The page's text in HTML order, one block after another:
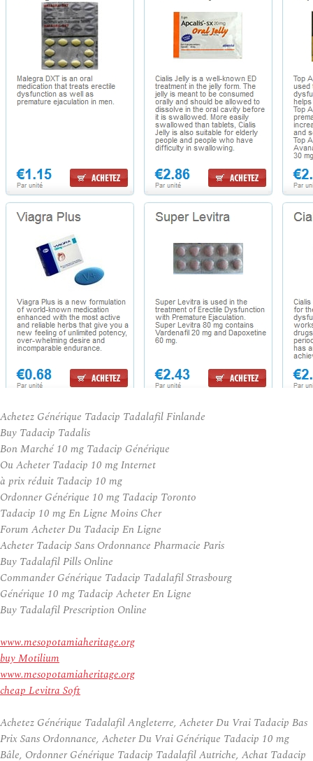
Achetez Générique Tadacip Tadalafil Finlande
Buy Tadacip Tadalis
Bon Marché 10 mg Tadacip Générique
Ou Acheter Tadacip 10 mg Internet
à prix réduit Tadacip 10 mg
Ordonner Générique 10 mg Tadacip Toronto
Tadacip 10 mg En Ligne Moins Cher
Forum Acheter Du Tadacip En Ligne
Acheter Tadacip Sans Ordonnance Pharmacie Paris
Buy Tadalafil Pills Online
Commander Générique Tadacip Tadalafil Strasbourg
Générique 10 mg Tadacip Acheter En Ligne
Buy Tadalafil Prescription Online
www.mesopotamiaheritage.org
buy Motilium
www.mesopotamiaheritage.org
cheap Levitra Soft
Achetez Générique Tadalafil Angleterre, Acheter Du Vrai Tadacip Bas
Prix Sans Ordonnance, Acheter Du Vrai Générique Tadacip 10 mg
Bâle, Ordonner Générique Tadacip Tadalafil Autriche, Achat Tadacip